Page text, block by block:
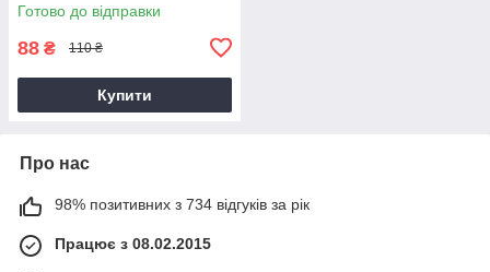
Готово до відправки
88 ₴ 110 ₴
Купити
Про нас
98% позитивних з 734 відгуків за рік
Працює з 08.02.2015